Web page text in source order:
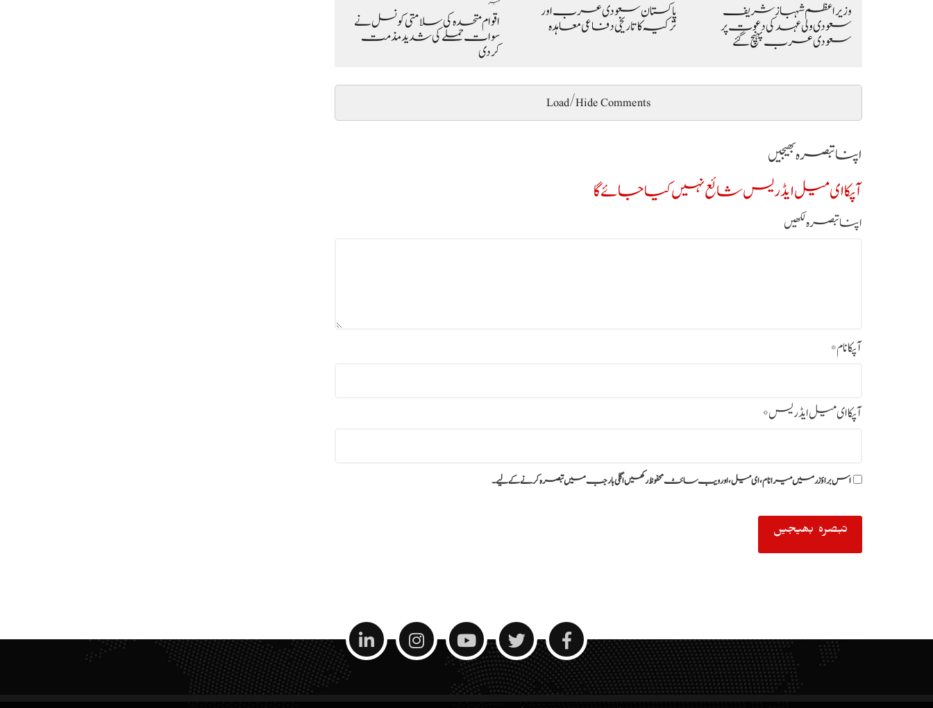
اقوام متحدہ کی سلامتی کونسل نے
سوات حملے کی شدید مذمت
کردی
پاکستان سعودی عرب اور
ترکیہ کا تاریخی دفاعی معاہدہ
وزیراعظم شہباز شریف
سعودی ولی عہد کی دعوت پر
سعودی عرب پہنچ گئے
Load/Hide Comments
اپنا تبصرہ بھیجیں
آپکا ای میل ایڈریس شائع نہیں کیا جائے گا
اپنا تبصرہ لکھیں
آپکا نام*
آپکا ای میل ایڈریس*
اس براؤزر میں میرا نام، ای میل، اور ویب سائٹ محفوظ رکھیں اگلی بار جب میں تبصرہ کرنے کےلیے۔